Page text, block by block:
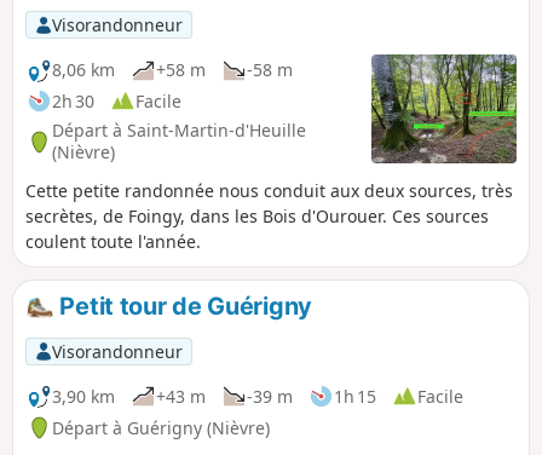
Visorandonneur
8,06 km
+58 m
-58 m
2h 30
Facile
Départ à Saint-Martin-d'Heuille
(Nièvre)
Cette petite randonnée nous conduit aux deux sources, très
secrètes, de Foingy, dans les Bois d'Ourouer. Ces sources
coulent toute l'année.
Petit tour de Guérigny
Visorandonneur
3,90 km
+43 m -39 m 1h 15
Facile
Départ à Guérigny (Nièvre)